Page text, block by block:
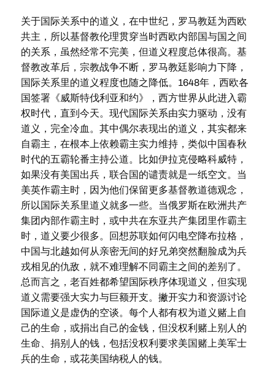
关于国际关系中的道义，在中世纪，罗马教廷为西欧
共主，所以基督教伦理贯穿当时西欧内部国与国之间
的关系，虽然经常不完美，但道义程度总体很高。基
督教改革后，宗教战争不断，罗马教廷影响力下降，
国际关系里的道义程度也随之降低。1648年，西欧各
国签署《威斯特伐利亚和约》，西方世界从此进入霸
权时代，直到今天。现代国际关系由实力驱动，没有
道义，完全冷血。其中偶尔表现出的道义，其实都来
自霸主，在根本上依赖霸主实力维持，类似中国春秋
时代的五霸轮番主持公道。比如伊拉克侵略科威特，
如果没有美国出兵，联合国的谴责就是一纸空文。当
美英作霸主时，因为他们保留更多基督教道德观念，
所以国际关系里道义就多一些。当俄罗斯在欧洲共产
集团内部作霸主时，或中共在东亚共产集团里作霸主
时，道义要少很多。回想苏联如何闪电空降布拉格，
中国与北越如何从亲密无间的好兄弟突然翻脸成为兵
戎相见的仇敌，就不难理解不同霸主之间的差别了。
总而言之，老百姓都希望国际秩序体现道义，但实现
道义需要强大实力与巨额开支。撇开实力和资源讨论
国际道义是虚伪的空谈。每个人都有权为道义赌上自
己的生命，或捐出自己的金钱，但没权利赌上别人的
生命、捐别人的钱，包括没权利要求美国赌上美军士
兵的生命，或花美国纳税人的钱。